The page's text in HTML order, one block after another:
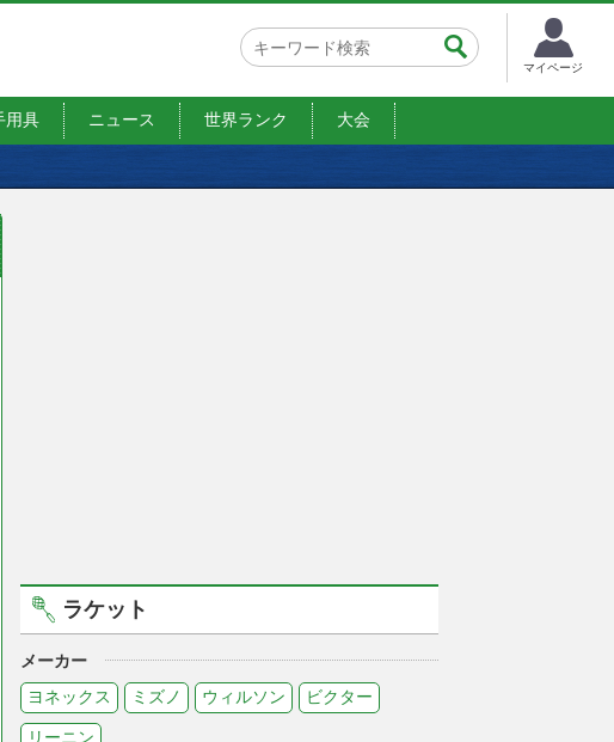
マイページ
用具 ニュース 世界ランク 大会
ラケット
メーカー
ヨネックス
ミズノ ウィルソン ビクター
リーニン